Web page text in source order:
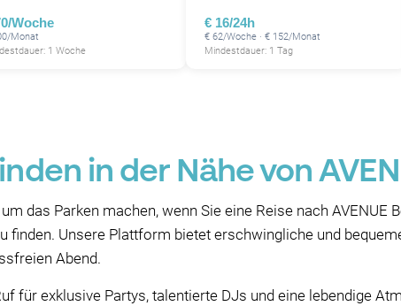
Woche
Monat
1 Woche
€ 16/24h
€ 62/Woche · € 152/Monat
Mindestdauer: 1 Tag
in der Nähe von
das Parken machen, wenn Sie eine Reise nach
finden. Unsere Plattform bietet erschwingliche und
Abend.
für exklusive Partys, talentierte DJs und eine lebendige